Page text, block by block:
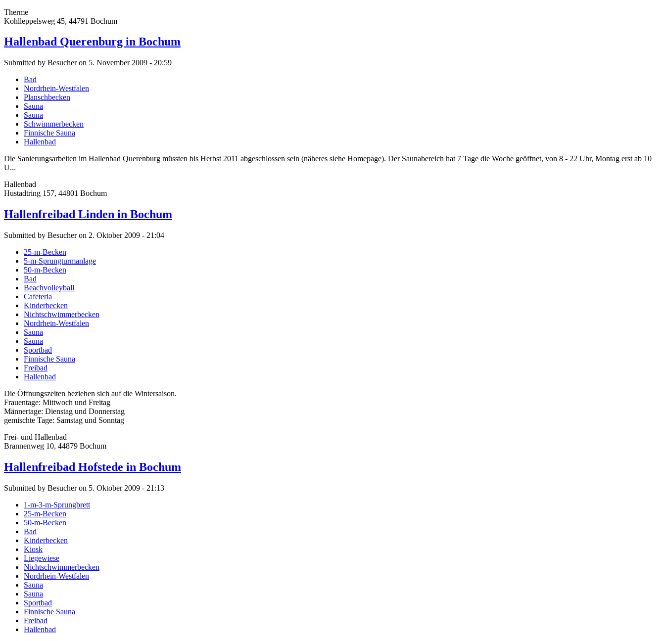
Therme
Kohlleppelsweg 45, 44791 Bochum
Hallenbad Querenburg in Bochum
Submitted by Besucher on 5. November 2009 - 20:59
Bad
Nordrhein-Westfalen
Planschbecken
Sauna
Sauna
Schwimmerbecken
Finnische Sauna
Hallenbad
Die Sanierungsarbeiten im Hallenbad Querenburg müssten bis Herbst 2011 abgeschlossen sein (näheres siehe Homepage). Der Saunabereich hat 7 Tage die Woche geöffnet, von 8 - 22 Uhr, Montag erst ab 10
U...
Hallenbad
Hustadtring 157, 44801 Bochum
Hallenfreibad Linden in Bochum
Submitted by Besucher on 2. Oktober 2009 - 21:04
25-m-Becken
5-m-Sprungturmanlage
50-m-Becken
Bad
Beachvolleyball
Cafeteria
Kinderbecken
Nichtschwimmerbecken
Nordrhein-Westfalen
Sauna
Sauna
Sportbad
Finnische Sauna
Freibad
Hallenbad
Die Öffnungszeiten beziehen sich auf die Wintersaison.
Frauentage: Mittwoch und Freitag
Männertage: Dienstag und Donnerstag
gemischte Tage: Samstag und Sonntag
Frei- und Hallenbad
Brannenweg 10, 44879 Bochum
Hallenfreibad Hofstede in Bochum
Submitted by Besucher on 5. Oktober 2009 - 21:13
1-m-3-m-Sprungbrett
25-m-Becken
50-m-Becken
Bad
Kinderbecken
Kiosk
Liegewiese
Nichtschwimmerbecken
Nordrhein-Westfalen
Sauna
Sauna
Sportbad
Finnische Sauna
Freibad
Hallenbad